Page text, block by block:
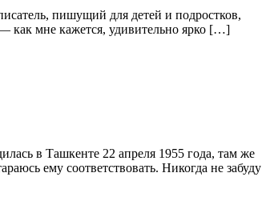
пишущий для детей и подростков,
как мне кажется, удивительно ярко […]
в Ташкенте 22 апреля 1955 года, там же
ему соответствовать. Никогда не забуду